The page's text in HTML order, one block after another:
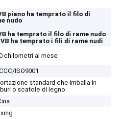
piano ha temprato il filo di
nudo
ha temprato il filo di rame nudo
ha temprato i fili di rame nudi
chilometri al mese
ISO9001
standard che imballa in
o scatole di legno